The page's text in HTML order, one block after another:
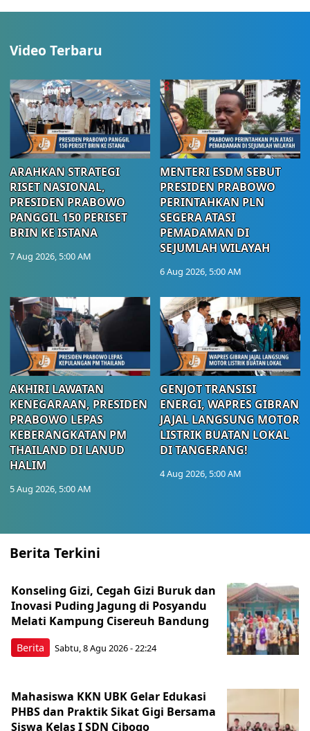
Video Terbaru
ARAHKAN STRATEGI
RISET NASIONAL,
PRESIDEN PRABOWO
PANGGIL 150 PERISET
BRIN KE ISTANA
7 Aug 2026, 5:00 AM
MENTERI ESDM SEBUT
PRESIDEN PRABOWO
PERINTAHKAN PLN
SEGERA ATASI
PEMADAMAN DI
SEJUMLAH WILAYAH
6 Aug 2026, 5:00 AM
AKHIRI LAWATAN
KENEGARAAN, PRESIDEN
PRABOWO LEPAS
KEBERANGKATAN PM
THAILAND DI LANUD
HALIM
5 Aug 2026, 5:00 AM
GENJOT TRANSISI
ENERGI, WAPRES GIBRAN
JAJAL LANGSUNG MOTOR
LISTRIK BUATAN LOKAL
DI TANGERANG!
4 Aug 2026, 5:00 AM
Berita Terkini
Berita
Konseling Gizi, Cegah Gizi Buruk dan
Inovasi Puding Jagung di Posyandu
Melati Kampung Cisereuh Bandung
Sabtu, 8 Agu 2026 - 22:24
Mahasiswa KKN UBK Gelar Edukasi
PHBS dan Praktik Sikat Gigi Bersama
Siswa Kelas I SDN Cibogo